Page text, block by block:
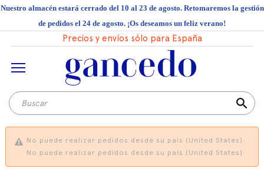
Nuestro almacén estará cerrado del 10 al 23 de agosto. Retomaremos la gestión
de pedidos el 24 de agosto. ¡Os deseamos un feliz verano!
Precios y envíos sólo para España
search
No puede realizar pedidos desde su país (United States).
No puede realizar pedidos desde su país (United States).